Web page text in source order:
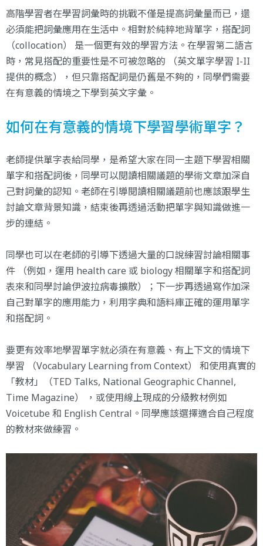
高階學習者在學習詞彙時的挑戰不僅是提高詞彙量而已，還
必須能把詞彙應用在生活中。相對於純粹地背單字，搭配詞
（collocation） 是一個更有效的學習方法。在學習第二語言
時，常見搭配的重要性是不可被忽略的 （英文單字學習 I-II
提供的概念），但只靠搭配詞是仍舊是不夠的，同學們需要
在有意義的情境之下學到英文字彙。
如何在有意義的情境下學習學術單字？
老師提供單字表給同學，是希望大家在同一主題下學習相關
單字和搭配詞後，同學可以閱讀相關議題的學術文章加深自
己對詞彙的認知。老師在引導閱讀相關議題前也應該跟學生
討論文章背景知識，結束後再透過活動把單字與知識做進一
步的連結。
同學也可以在老師的引導下透過大量的口說練習討論相關事
件 （例如，運用 health care 或 biology 相關單字和搭配詞
表來和同學討論伊波拉病毒擴散）；下一步再透過寫作加深
自己對單字的應用能力，利用字典和語料庫正確的運用單字
和搭配詞。
要更有效率地學習單字就必須在有意義、有上下文的情境下
學習 （Vocabulary Learning from Context） 和使用真實的
「教材」（TED Talks, National Geographic Channel,
Time Magazine） ，或使用線上現成的分級教材例如
Voicetube 和 English Central。同學應該選擇適合自己程度
的教材來做練習。